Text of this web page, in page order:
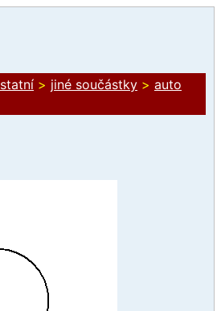
> jiné součástky > auto